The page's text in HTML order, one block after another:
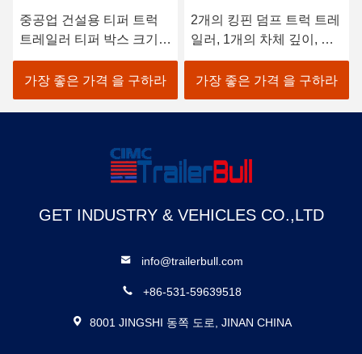
중공업 건설용 티퍼 트럭
트레일러 티퍼 박스 크기
8700*2300*1600 유료물량
000kg
가장 좋은 가격 을 구하라
2개의 킹핀 덤프 트럭 트레
일러, 1개의 차체 깊이, 중
량물 운송 필요
가장 좋은 가격 을 구하라
GET INDUSTRY & VEHICLES CO.,LTD
info@trailerbull.com
+86-531-59639518
8001 JINGSHI 동쪽 도로, JINAN CHINA